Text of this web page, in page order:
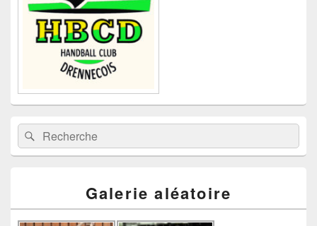
Recherche :Rechercher
Galerie aléatoire